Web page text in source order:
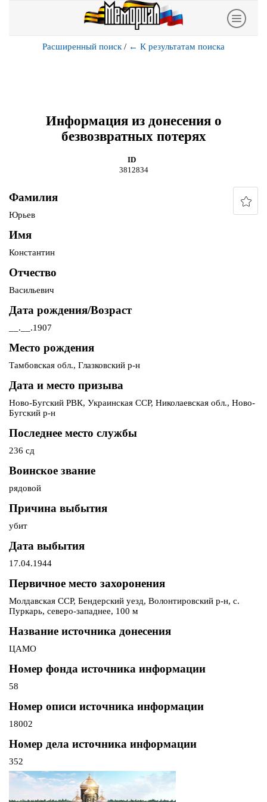
Расширенный поиск / ← К результатам поиска
Информация из донесения о
безвозвратных потерях
ID
3812834
Фамилия
Юрьев
Имя
Константин
Отчество
Васильевич
Дата рождения/Возраст
__.__.1907
Место рождения
Тамбовская обл., Глазковский р-н
Дата и место призыва
Ново-Бугский РВК, Украинская ССР, Николаевская обл., Ново-
Бугский р-н
Последнее место службы
236 сд
Воинское звание
рядовой
Причина выбытия
убит
Дата выбытия
17.04.1944
Первичное место захоронения
Молдавская ССР, Бендерский уезд, Волонтировский р-н, с.
Пуркарь, северо-западнее, 100 м
Название источника донесения
ЦАМО
Номер фонда источника информации
58
Номер описи источника информации
18002
Номер дела источника информации
352